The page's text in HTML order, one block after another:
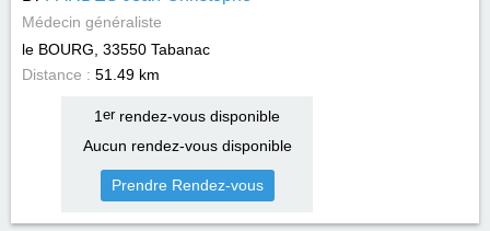
Médecin généraliste
le BOURG, 33550 Tabanac
Distance : 51.49 km
1 errendez-vous disponible
Aucun rendez-vous disponible
Prendre Rendez-vous